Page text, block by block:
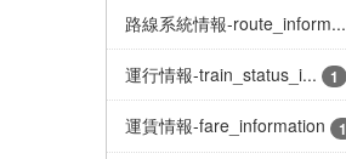
路線系統情報-route_inform...
運行情報-train_status_i... 1
運賃情報-fare_information 1